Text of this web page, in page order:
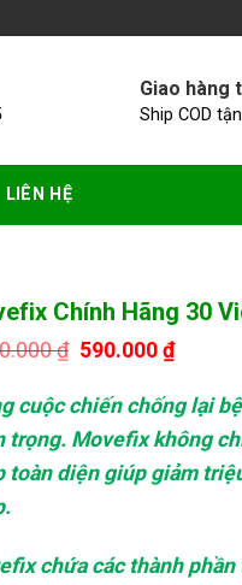
Giao hàng
Ship COD
LIÊN HỆ
Chính Hãng 30
₫ Giá
là:
1.180.000 ₫.
590.000₫Giá
hiện
tại
là:
cuộc chiến chống lại
trọng. Movefix không
toàn diện giúp giảm
chứa các thành